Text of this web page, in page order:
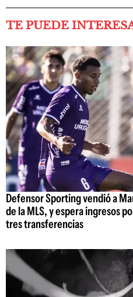
TE PUEDE
Defensor Sporting vendió a
de la MLS, y espera ingresos
tres transferencias